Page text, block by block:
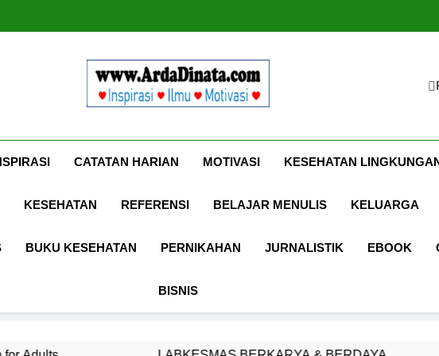
CATATAN HARIAN MOTIVASI KESEHATAN
KESEHATAN REFERENSI BELAJAR MENULIS KELUARGA
BUKU KESEHATAN PERNIKAHAN JURNALISTIK EBOOK
BISNIS